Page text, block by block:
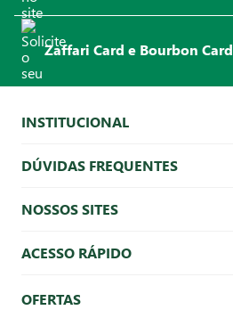
Zaffari Card e Bourbon Card
INSTITUCIONAL
DÚVIDAS FREQUENTES
NOSSOS SITES
ACESSO RÁPIDO
OFERTAS